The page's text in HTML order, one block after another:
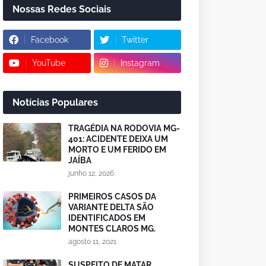
Nossas Redes Sociais
Facebook Twitter
YouTube Instagram
Notícias Populares
TRAGÉDIA NA RODOVIA MG-
401: ACIDENTE DEIXA UM
MORTO E UM FERIDO EM
JAÍBA
junho 12, 2026
PRIMEIROS CASOS DA
VARIANTE DELTA SÃO
IDENTIFICADOS EM
MONTES CLAROS MG.
agosto 11, 2021